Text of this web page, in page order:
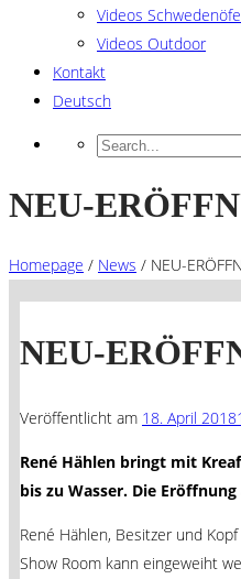
Videos
Videos Outdoor
Kontakt
Deutsch
NEU-
Homepage / News / NEU-
NEU-
Veröffentlicht am 18. April 2018
René Hählen bringt mit
bis zu Wasser. Die
René Hählen, Besitzer und
Show Room kann eingeweiht